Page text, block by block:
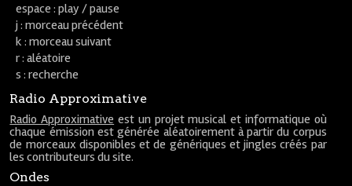
espace : play / pause
j : morceau précédent
k : morceau suivant
r : aléatoire
s : recherche
Radio Approximative
Radio Approximative est un projet musical et informatique où
chaque émission est générée aléatoirement à partir du corpus
de morceaux disponibles et de génériques et jingles créés par
les contributeurs du site.
Ondes